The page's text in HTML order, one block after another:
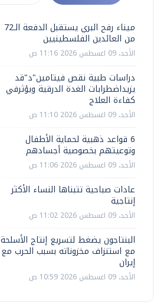
ميناء رفح البري يستقبل الدفعة الـ72
من العائدين الفلسطينيين
الأحد، 09 اغسطس 2026 11:16 ص
دراسات طبية نقص فيتامين"د"قد
يزيداضطرابات الغدة الدرقية ويؤثرفي
كفاءة العلاج
الأحد، 09 اغسطس 2026 11:10 ص
6 قواعد ذهبية لحماية الأطفال
وتوعيتهم بخصوصية أجسادهم
الأحد، 09 اغسطس 2026 11:06 ص
عادات صباحية تتبناها النساء الأكثر
إنتاجية
الأحد، 09 اغسطس 2026 11:02 ص
البنتاجون يضغط لتسريع إنتاج الأسلحة
مع استنزاف مخزوناته بسبب الحرب مع
إيران
الأحد، 09 اغسطس 2026 10:59 ص